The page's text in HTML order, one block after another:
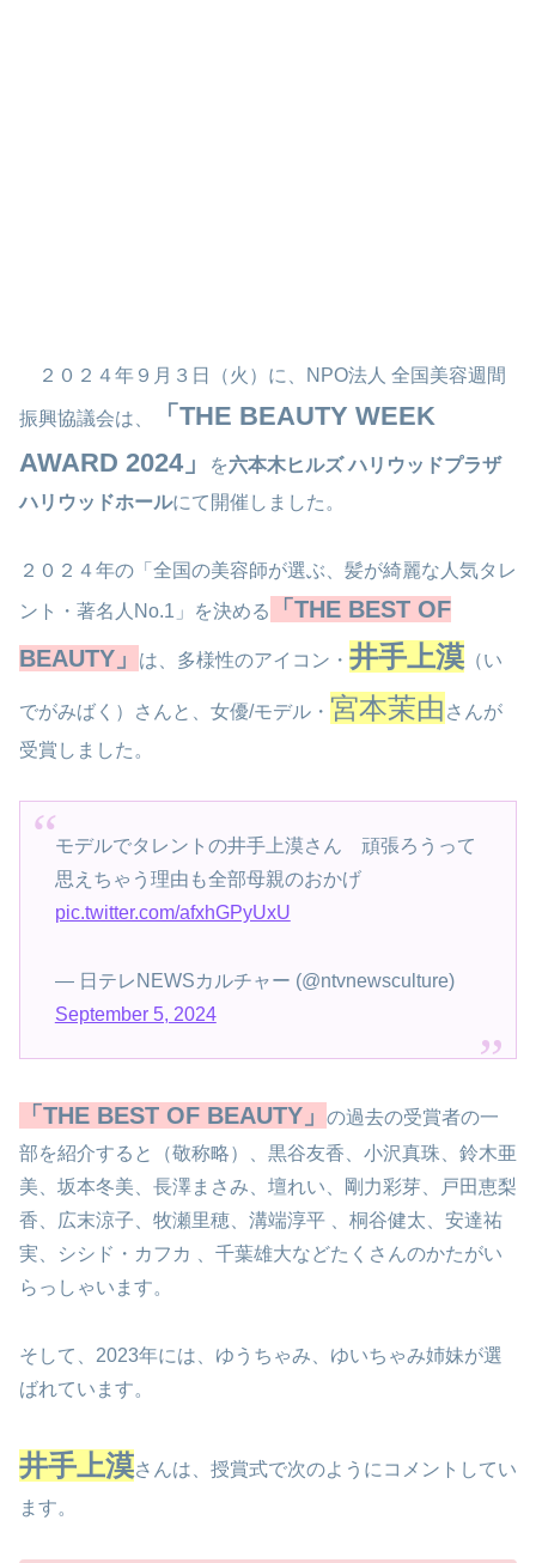
２０２４年９月３日（火）に、NPO法人 全国美容週間
振興協議会は、
「THE BEAUTY WEEK
AWARD 2024」
を六本木ヒルズ ハリウッドプラザ
ハリウッドホールにて開催しました。
２０２４年の「全国の美容師が選ぶ、髪が綺麗な人気タレ
ント・著名人No.1」を決める
「THE BEST OF
BEAUTY」
は、多様性のアイコン・ 井手上漠 （い
でがみばく）さんと、女優/モデル・ 宮本茉由 さんが
受賞しました。
モデルでタレントの井手上漠さん 頑張ろうって
思えちゃう理由も全部母親のおかげ
pic.twitter.com/afxhGPyUxU
— 日テレNEWSカルチャー (@ntvnewsculture)
September 5, 2024
「THE BEST OF BEAUTY」
の過去の受賞者の一
部を紹介すると（敬称略）、黒谷友香、小沢真珠、鈴木亜
美、坂本冬美、長澤まさみ、壇れい、剛力彩芽、戸田恵梨
香、広末涼子、牧瀬里穂、溝端淳平 、桐谷健太、安達祐
実、シシド・カフカ 、千葉雄大などたくさんのかたがい
らっしゃいます。
そして、2023年には、ゆうちゃみ、ゆいちゃみ姉妹が選
ばれています。
井手上漠さんは、授賞式で次のようにコメントしてい
ます。